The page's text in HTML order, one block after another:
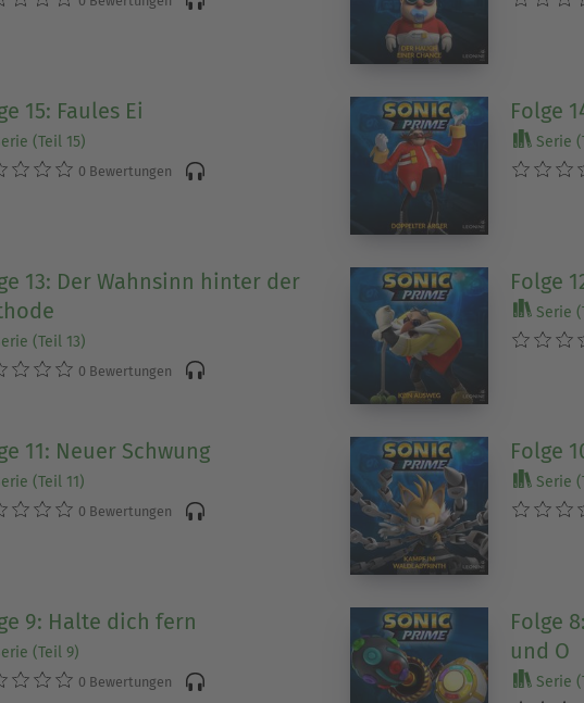
15: Faules Ei
(Teil 15)
0 Bewertungen
Folge
Serie
13: Der Wahnsinn hinter der
(Teil 13)
0 Bewertungen
Folge
Serie
11: Neuer Schwung
(Teil 11)
0 Bewertungen
Folge
Serie
9: Halte dich fern
(Teil 9)
0 Bewertungen
Folge
und O
Serie